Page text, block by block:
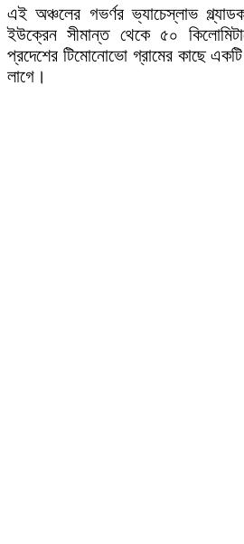
এই অঞ্চলের গভর্ণর ভ্যাচেস্লাভ
ইউক্রেন সীমান্ত থেকে ৫০
প্রদেশের টিমোনোভো গ্রামের কাছে
লাগে।